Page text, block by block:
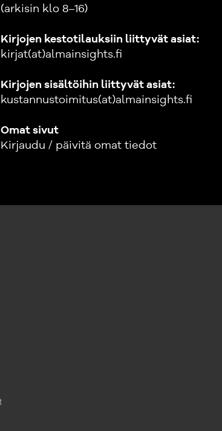
(arkisin klo 8–16)
Kirjojen kestotilauksiin liittyvät asiat:
kirjat(at)almainsights.fi
Kirjojen sisältöihin liittyvät asiat:
kustannustoimitus(at)almainsights.fi
Omat sivut
Kirjaudu / päivitä omat tiedot